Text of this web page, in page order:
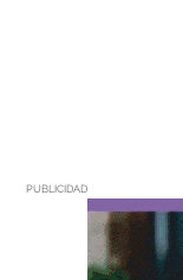
PUBLICIDAD